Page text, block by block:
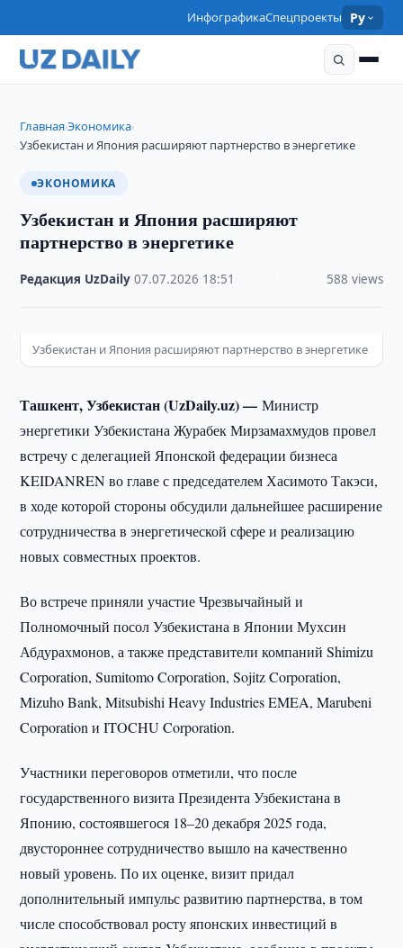
ИнфографикаСпецпроекты Ру
Главная›Экономика›
Узбекистан и Япония расширяют партнерство в энергетике
ЭКОНОМИКА
Узбекистан и Япония расширяют
партнерство в энергетике
Редакция UzDaily ·07.07.2026 18:51 588 views
Узбекистан и Япония расширяют партнерство в энергетике
Ташкент, Узбекистан (UzDaily.uz) —Министр
энергетики Узбекистана Журабек Мирзамахмудов провел
встречу с делегацией Японской федерации бизнеса
KEIDANREN во главе с председателем Хасимото Такэси,
в ходе которой стороны обсудили дальнейшее расширение
сотрудничества в энергетической сфере и реализацию
новых совместных проектов.
Во встрече приняли участие Чрезвычайный и
Полномочный посол Узбекистана в Японии Мухсин
Абдурахмонов, а также представители компаний Shimizu
Corporation, Sumitomo Corporation, Sojitz Corporation,
Mizuho Bank, Mitsubishi Heavy Industries EMEA, Marubeni
Corporation и ITOCHU Corporation.
Участники переговоров отметили, что после
государственного визита Президента Узбекистана в
Японию, состоявшегося 18–20 декабря 2025 года,
двустороннее сотрудничество вышло на качественно
новый уровень. По их оценке, визит придал
дополнительный импульс развитию партнерства, в том
числе способствовал росту японских инвестиций в